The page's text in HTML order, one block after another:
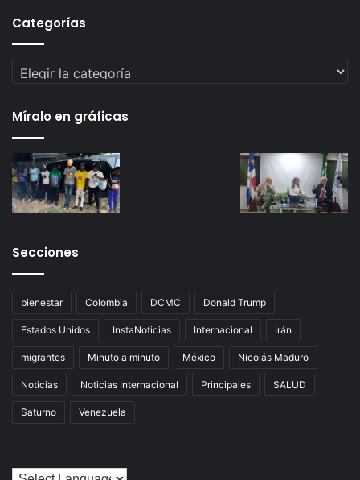
Categorías
Categorías
Míralo en gráficas
Secciones
bienestar Colombia DCMC Donald Trump
Estados Unidos InstaNoticias Internacional Irán
migrantes Minuto a minuto México Nicolás Maduro
Noticias Noticias Internacional Principales SALUD
Saturno Venezuela